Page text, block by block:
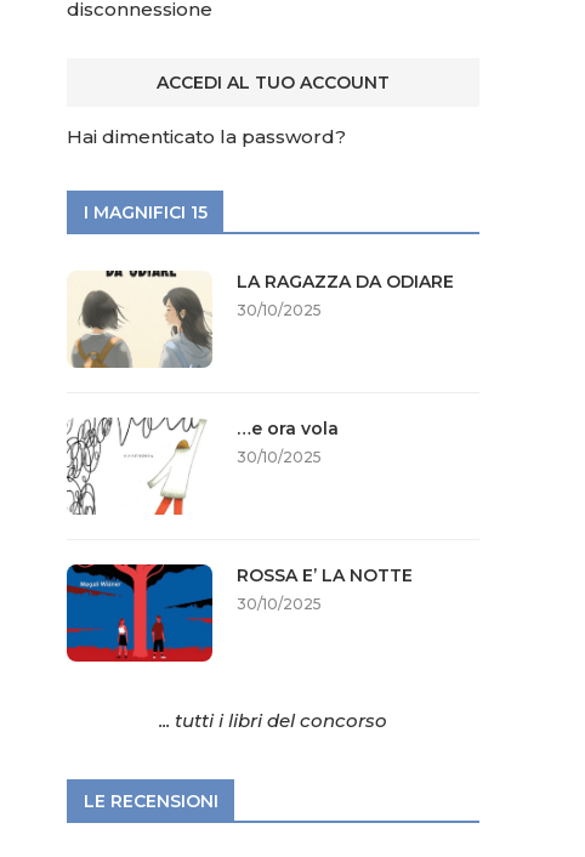
disconnessione
Hai dimenticato la password?
I MAGNIFICI 15
LA RAGAZZA DA ODIARE
30/10/2025
…e ora vola
30/10/2025
ROSSA E’ LA NOTTE
30/10/2025
... tutti i libri del concorso
LE RECENSIONI